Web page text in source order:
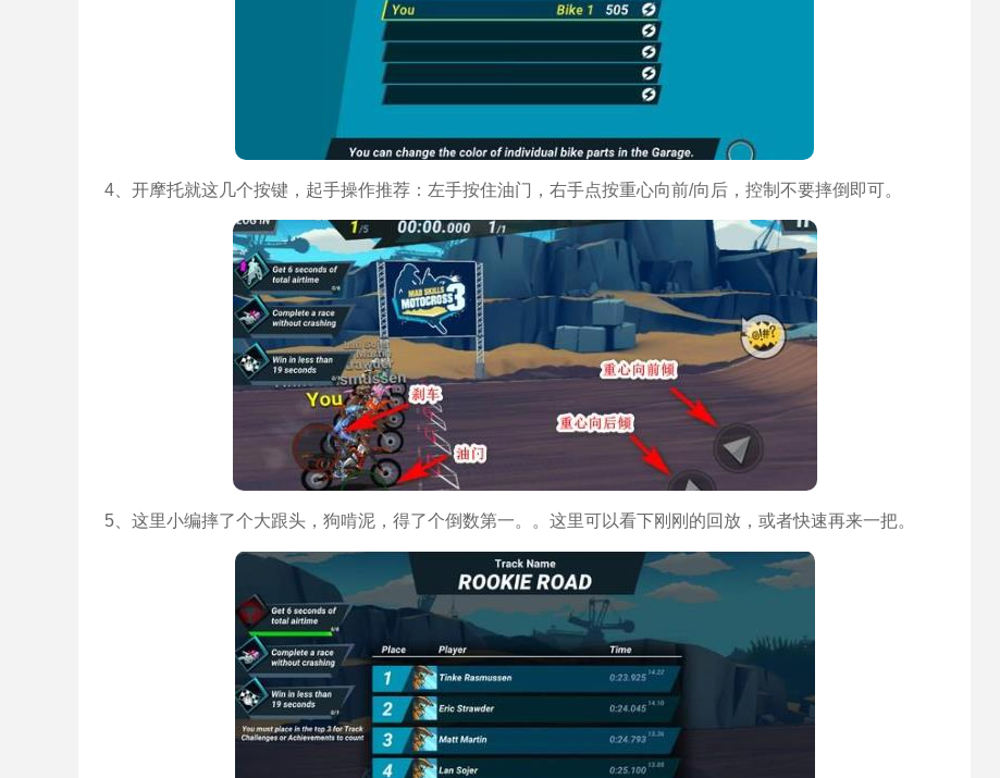
4、开摩托就这几个按键，起手操作推荐：左手按住油门，右手点按重心向前/向后，控制不要摔倒即可。
5、这里小编摔了个大跟头，狗啃泥，得了个倒数第一。。这里可以看下刚刚的回放，或者快速再来一把。